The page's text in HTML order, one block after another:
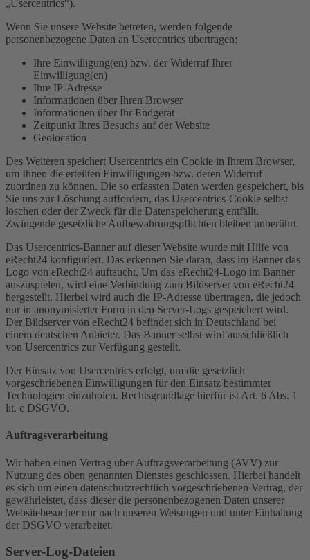
„Usercentrics“).
Wenn Sie unsere Website betreten, werden folgende
personenbezogene Daten an Usercentrics übertragen:
Ihre Einwilligung(en) bzw. der Widerruf Ihrer
Einwilligung(en)
Ihre IP-Adresse
Informationen über Ihren Browser
Informationen über Ihr Endgerät
Zeitpunkt Ihres Besuchs auf der Website
Geolocation
Des Weiteren speichert Usercentrics ein Cookie in Ihrem Browser,
um Ihnen die erteilten Einwilligungen bzw. deren Widerruf
zuordnen zu können. Die so erfassten Daten werden gespeichert, bis
Sie uns zur Löschung auffordern, das Usercentrics-Cookie selbst
löschen oder der Zweck für die Datenspeicherung entfällt.
Zwingende gesetzliche Aufbewahrungspflichten bleiben unberührt.
Das Usercentrics-Banner auf dieser Website wurde mit Hilfe von
eRecht24 konfiguriert. Das erkennen Sie daran, dass im Banner das
Logo von eRecht24 auftaucht. Um das eRecht24-Logo im Banner
auszuspielen, wird eine Verbindung zum Bildserver von eRecht24
hergestellt. Hierbei wird auch die IP-Adresse übertragen, die jedoch
nur in anonymisierter Form in den Server-Logs gespeichert wird.
Der Bildserver von eRecht24 befindet sich in Deutschland bei
einem deutschen Anbieter. Das Banner selbst wird ausschließlich
von Usercentrics zur Verfügung gestellt.
Der Einsatz von Usercentrics erfolgt, um die gesetzlich
vorgeschriebenen Einwilligungen für den Einsatz bestimmter
Technologien einzuholen. Rechtsgrundlage hierfür ist Art. 6 Abs. 1
lit. c DSGVO.
Auftragsverarbeitung
Wir haben einen Vertrag über Auftragsverarbeitung (AVV) zur
Nutzung des oben genannten Dienstes geschlossen. Hierbei handelt
es sich um einen datenschutzrechtlich vorgeschriebenen Vertrag, der
gewährleistet, dass dieser die personenbezogenen Daten unserer
Websitebesucher nur nach unseren Weisungen und unter Einhaltung
der DSGVO verarbeitet.
Server-Log-Dateien